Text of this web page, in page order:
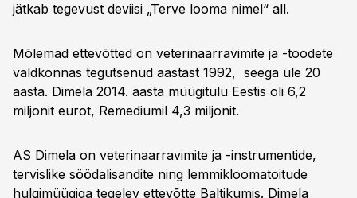
jätkab tegevust deviisi „Terve looma nimel“ all.
Mõlemad ettevõtted on veterinaarravimite ja -toodete
valdkonnas tegutsenud aastast 1992, seega üle 20
aasta. Dimela 2014. aasta müügitulu Eestis oli 6,2
miljonit eurot, Remediumil 4,3 miljonit.
AS Dimela on veterinaarravimite ja -instrumentide,
tervislike söödalisandite ning lemmikloomatoitude
hulgimüügiga tegelev ettevõtte Baltikumis. Dimela